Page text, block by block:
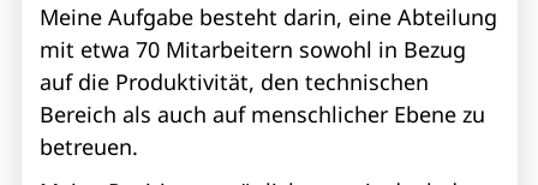
Meine Aufgabe besteht darin, eine Abteilung
mit etwa 70 Mitarbeitern sowohl in Bezug
auf die Produktivität, den technischen
Bereich als auch auf menschlicher Ebene zu
betreuen.